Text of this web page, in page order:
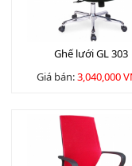
Ghế lưới GL 303
Giá bán:3,040,000